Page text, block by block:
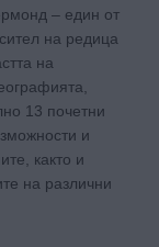
– един от
на редица
на
13 почетни
и
както и
на различни